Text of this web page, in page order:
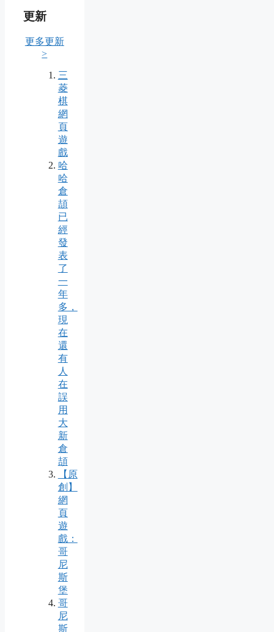
更新
更多更新
>
三
菱
棋
網
頁
遊
戲
哈
哈
倉
頡
已
經
發
表
了
一
年
多，
現
在
還
有
人
在
誤
用
大
新
倉
頡
【原
創】
網
頁
遊
戲：
哥
尼
斯
堡
哥
尼
斯